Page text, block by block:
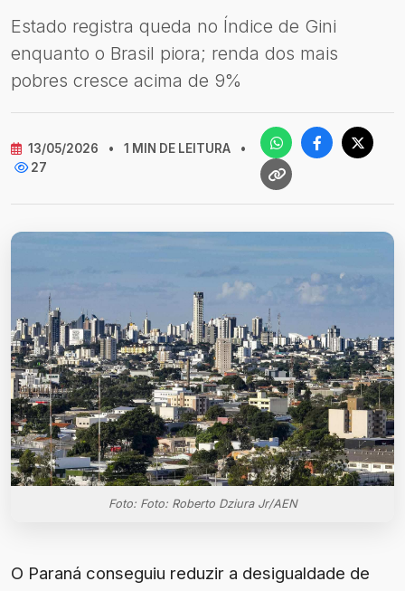
Estado registra queda no Índice de Gini
enquanto o Brasil piora; renda dos mais
pobres cresce acima de 9%
13/05/2026 • 1 MIN DE LEITURA
•
27
Foto: Foto: Roberto Dziura Jr/AEN
O Paraná conseguiu reduzir a desigualdade de